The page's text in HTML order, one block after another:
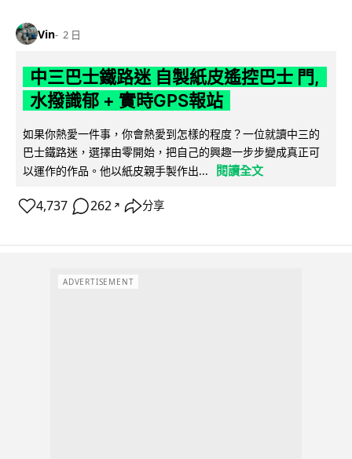
Vin 2 日
中三巴士鐵路迷 自製紙皮遙控巴士 門,
水撥識郁 + 實時GPS報站
如果你熱愛一件事，你會熱愛到怎樣的程度？一位就讀中三的
巴士鐵路迷，選擇由零開始，把自己的興趣一步步變成真正可
以運作的作品。他以紙皮親手製作出...
閱讀全文
4,737 262 ↗ 分享
ADVERTISEMENT